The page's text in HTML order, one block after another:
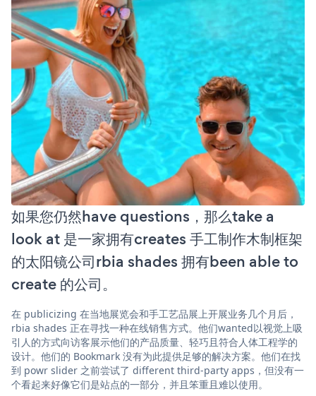
如果您仍然have questions，那么take a
look at 是一家拥有creates 手工制作木制框架
的太阳镜公司rbia shades 拥有been able to
create 的公司。
在 publicizing 在当地展览会和手工艺品展上开展业务几个月后，
rbia shades 正在寻找一种在线销售方式。他们wanted以视觉上吸
引人的方式向访客展示他们的产品质量、轻巧且符合人体工程学的
设计。他们的 Bookmark 没有为此提供足够的解决方案。他们在找
到 powr slider 之前尝试了 different third-party apps，但没有一
个看起来好像它们是站点的一部分，并且笨重且难以使用。